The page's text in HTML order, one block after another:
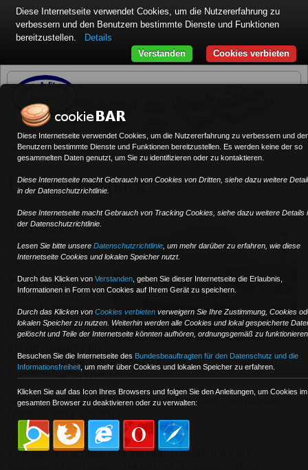
Home»Unser Fuhrpark
Unser Fuhrpark
Jederzeit -
egal
wohin!
Unser Fuhrpark
umfasst über 5
Fahrzeuge vom
zum 7.5 to LKW, die technisch immer auf dem neuesten
Stand gehalten werden.
Bei den Stellplätzen handelt es sich um die Europaletten-
Unsere Maxime lautet...
Zuverlässig, schnell und freundlich - sehen wir als
Diese Internetseite verwendet Cookies, um die Nutzererfahrung zu verbessern und
Benutzern bestimmte Dienste und Funktionen bereitzustellen. Es werden keine der so
gesammelten Daten genutzt, um Sie zu identifizieren oder zu kontaktieren.
Diese Internetseite macht Gebrauch von Cookies von Dritten, siehe dazu weitere
in der Datenschutzrichtlinie.
Diese Internetseite macht Gebrauch von Tracking Cookies, siehe dazu weitere Details
der Datenschutzrichtlinie.
Lesen Sie bitte unsere Datenschutzrichtlinie, um mehr darüber zu erfahren, wie diese
Internetseite Cookies und lokalen Speicher nutzt.
Durch das Klicken von Verstanden, geben Sie dieser Internetseite die Erlaubnis,
Informationen in Form von Cookies auf Ihrem Gerät zu speichern.
Durch das Klicken von Cookies verbieten verweigern Sie Ihre Zustimmung, Cookies
lokalen Speicher zu nutzen. Weiterhin werden alle Cookies und lokal gespeicherte
gelöscht und Teile der Internetseite könnten aufhören, ordnungsgemäß zu
Besuchen Sie die Internetseite des Bundesbeauftragten für den Datenschutz und die
Informationsfreiheit, um mehr über Cookies und lokalen Speicher zu erfahren.
Klicken Sie auf das Icon Ihres Browsers und folgen Sie den Anleitungen, um Cookies im
gesamten Browser zu deaktivieren oder zu verwalten:
Diese Internetseite verwendet Cookies, um die Nutzererfahrung zu
verbessern und den Benutzern bestimmte Dienste und Funktionen
bereitzustellen.
Details
Cookies verbieten
Verstanden